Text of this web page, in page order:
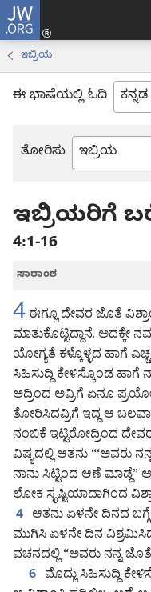
JW.ORG
ಇಬ್ರಿಯ
ಈ ಭಾಷೆಯಲ್ಲಿ ಓದಿ
ತೋರಿಸು
ಬೈಬಲ್
ಇಬ್ರಿಯರಿಗೆ
4:1-16
ಸಾರಾಂಶ
4ಈಗ್ಲೂ ದೇವರ ಜೊತೆ
ಮಾತುಕೊಟ್ಟಿದ್ದಾನೆ.
ಯೋಗ್ಯತೆ ಕಳ್ಕೊಳ್ಳದ ಹಾಗೆ
ಸಿಹಿಸುದ್ದಿ ಕೇಳಿಸ್ಕೊಂಡ ಹಾಗೆ
ಅದ್ರಿಂದ ಅವ್ರಿಗೆ ಏನೂ
ತೋರಿಸಿದವ್ರಿಗೆ ಇದ್ದ ಆ
ನಂಬಿಕೆ ಇಟ್ಟಿರೋದ್ರಿಂದ
ವಿಷ್ಯದಲ್ಲಿ ಆತನು “‘ಅವರು
ನಾನು ಸಿಟ್ಟಿಂದ ಆಣೆ ಮಾಡ್ದೆ”
ಲೋಕ ಸೃಷ್ಟಿಯಾದಾಗಿಂದ
4 ಆತನು ಏಳನೇ ದಿನದ
ಮುಗಿಸಿ ಏಳನೇ ದಿನ
ವಚನದಲ್ಲಿ “ಅವರು ನನ್ನ
6 ಮೊದ್ಲು ಸಿಹಿಸುದ್ದಿ